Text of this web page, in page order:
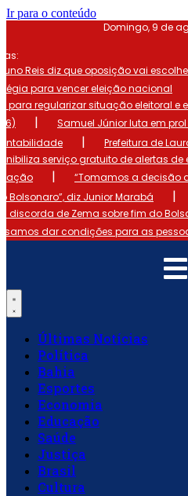
Ir para o conteúdo
Domingo, 9 de
Reis diz que oposição vai
para vencer eleição nacional
para regularizar situação eleitoral e
|
Samuel Júnior luta em
|
Prefeitura de
serviço gratuito de alertas de
|
“Tomamos a decisão
Bolsonaro”, diz Junior Marabá
|
discorda de Zema sobre fim do
dar condições para as
Últimas Notícias
Política
Bahia
Esportes
Economia
Educação
Saúde
Justiça
Brasil
Cultura